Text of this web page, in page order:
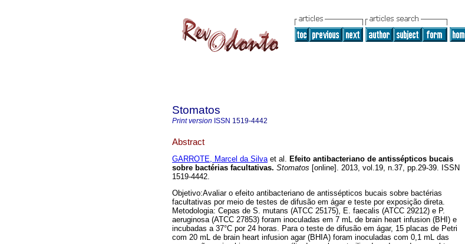
Stomatos
Print version ISSN 1519-4442
Abstract
GARROTE, Marcel da Silvaet al. Efeito antibacteriano de antissépticos bucais
sobre bactérias facultativas. Stomatos [online]. 2013, vol.19, n.37, pp.29-39. ISSN
1519-4442.
Objetivo:Avaliar o efeito antibacteriano de antissépticos bucais sobre bactérias
facultativas por meio de testes de difusão em ágar e teste por exposição direta.
Metodologia: Cepas de S. mutans (ATCC 25175), E. faecalis (ATCC 29212) e P.
aeruginosa (ATCC 27853) foram inoculadas em 7 mL de brain heart infusion (BHI) e
incubadas a 37°C por 24 horas. Para o teste de difusão em ágar, 15 placas de Petri
com 20 mL de brain heart infusion agar (BHIA) foram inoculadas com 0,1 mL das